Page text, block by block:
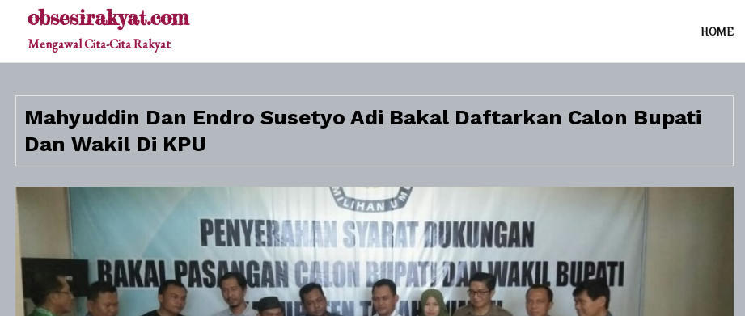
obsesirakyat.com
Mengawal Cita-Cita Rakyat
HOME
Mahyuddin Dan Endro Susetyo Adi Bakal Daftarkan Calon Bupati
Dan Wakil Di KPU